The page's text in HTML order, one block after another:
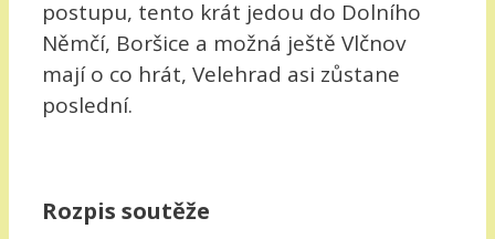
postupu, tento krát jedou do Dolního
Němčí, Boršice a možná ještě Vlčnov
mají o co hrát, Velehrad asi zůstane
poslední.
Rozpis soutěže